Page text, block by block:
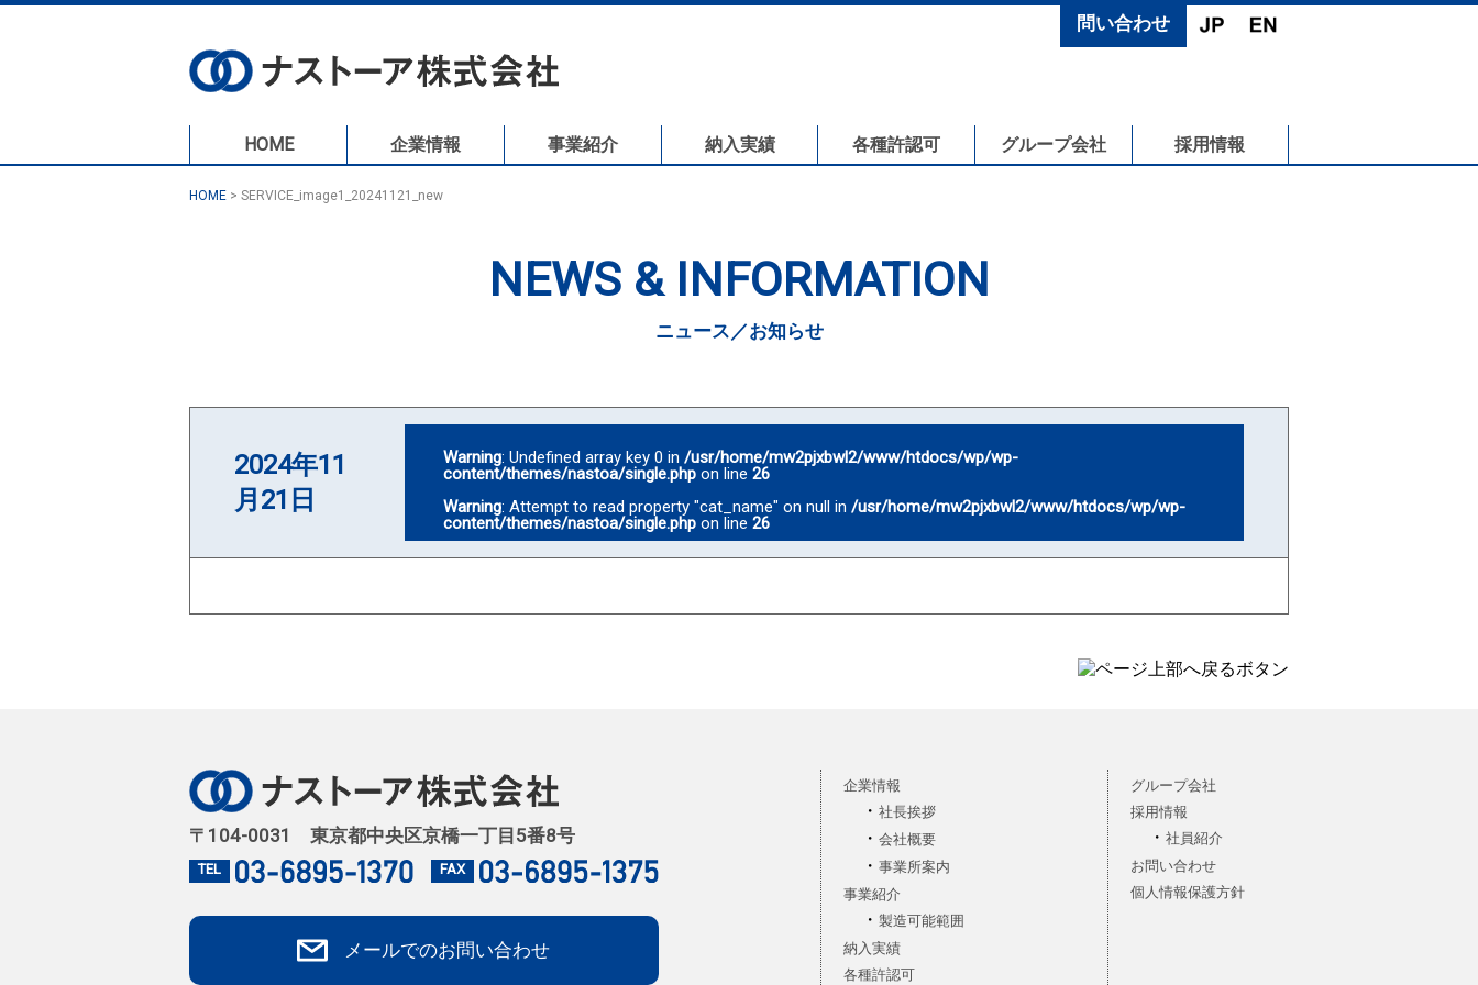
問い合わせ
HOME 企業情報 事業紹介 納入実績 各種許認可 グループ会社 採用情報
HOME > SERVICE_image1_20241121_new
NEWS & INFORMATION
ニュース／お知らせ
2024年11
月21日
Warning: Undefined array key 0 in/usr/home/mw2pjxbwl2/www/htdocs/wp/wp-
content/themes/nastoa/single.php on line26
Warning: Attempt to read property "cat_name" on null in/usr/home/mw2pjxbwl2/www/htdocs/wp/wp-
content/themes/nastoa/single.php on line26
〒104-0031 東京都中央区京橋一丁目5番8号
TEL FAX
メールでのお問い合わせ
企業情報
社長挨拶
会社概要
事業所案内
事業紹介
製造可能範囲
納入実績
各種許認可
グループ会社
採用情報
社員紹介
お問い合わせ
個人情報保護方針